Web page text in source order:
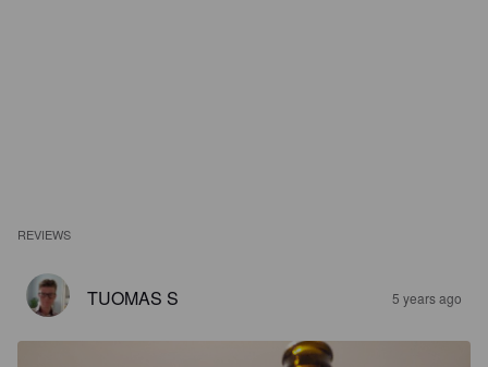
REVIEWS
TUOMAS S 5 years ago